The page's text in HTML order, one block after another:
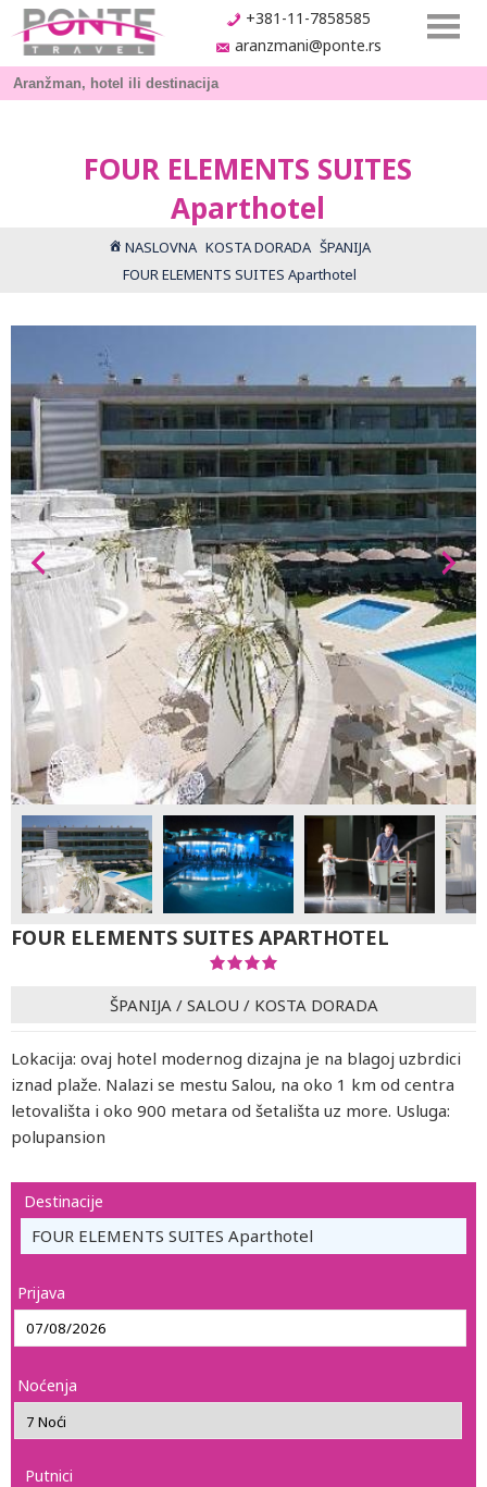
+381-11-7858585
aranzmani@ponte.rs
FOUR ELEMENTS SUITES
Aparthotel
NASLOVNA KOSTA DORADA ŠPANIJA
FOUR ELEMENTS SUITES Aparthotel
FOUR ELEMENTS SUITES APARTHOTEL
ŠPANIJA / SALOU / KOSTA DORADA
Lokacija: ovaj hotel modernog dizajna je na blagoj uzbrdici
iznad plaže. Nalazi se mestu Salou, na oko 1 km od centra
letovališta i oko 900 metara od šetališta uz more. Usluga:
polupansion
Destinacije
FOUR ELEMENTS SUITES Aparthotel
Prijava
Noćenja
Putnici